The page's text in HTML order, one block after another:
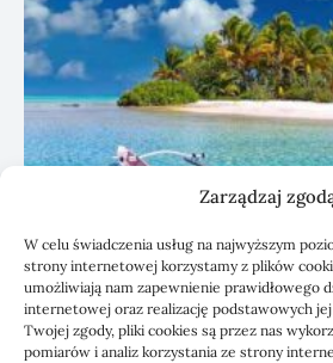
Zarządzaj
W celu świadczenia usług na najwyższym
strony internetowej korzystamy z plików
umożliwiają nam zapewnienie prawidłowego
internetowej oraz realizację podstawowych jej
Twojej zgody, pliki cookies są przez nas
pomiarów i analiz korzystania ze strony
Czyszczenie paneli PV
instalacji